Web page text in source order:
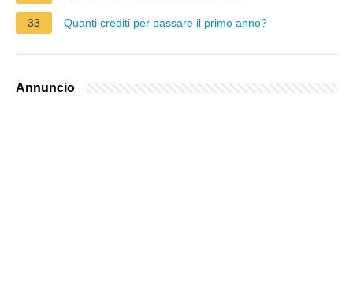
33 Quanti crediti per passare il primo anno?
Annuncio